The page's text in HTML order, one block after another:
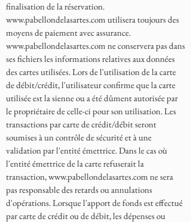
finalisation de la réservation.
www.pabellondelasartes.com utilisera toujours des
moyens de paiement avec assurance.
www.pabellondelasartes.com ne conservera pas dans
ses fichiers les informations relatives aux données
des cartes utilisées. Lors de l'utilisation de la carte
de débit/crédit, l'utilisateur confirme que la carte
utilisée est la sienne ou a été dûment autorisée par
le propriétaire de celle-ci pour son utilisation. Les
transactions par carte de crédit/débit seront
soumises à un contrôle de sécurité et à une
validation par l'entité émettrice. Dans le cas où
l'entité émettrice de la carte refuserait la
transaction,www.pabellondelasartes.com ne sera
pas responsable des retards ou annulations
d'opérations. Lorsque l'apport de fonds est effectué
par carte de crédit ou de débit, les dépenses ou